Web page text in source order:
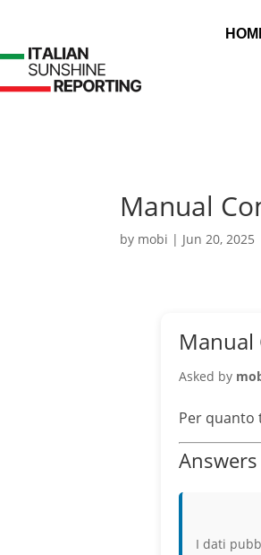
Manual
by mobi | Jun 20, 2025
Manual
Asked by
Per quanto
Answers
I dati